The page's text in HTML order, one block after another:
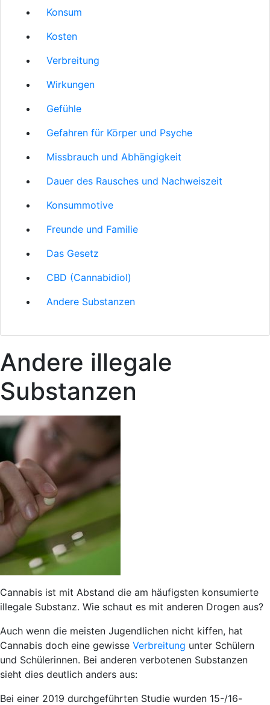
Konsum
Kosten
Verbreitung
Wirkungen
Gefühle
Gefahren für Körper und Psyche
Missbrauch und Abhängigkeit
Dauer des Rausches und Nachweiszeit
Konsummotive
Freunde und Familie
Das Gesetz
CBD (Cannabidiol)
Andere Substanzen
Andere illegale
Substanzen
Cannabis ist mit Abstand die am häufigsten konsumierte
illegale Substanz. Wie schaut es mit anderen Drogen aus?
Auch wenn die meisten Jugendlichen nicht kiffen, hat
Cannabis doch eine gewisse Verbreitung unter Schülern
und Schülerinnen. Bei anderen verbotenen Substanzen
sieht dies deutlich anders aus:
Bei einer 2019 durchgeführten Studie wurden 15-/16-